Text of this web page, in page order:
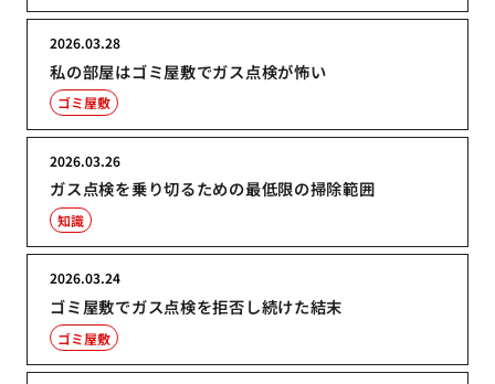
私の部屋はゴミ屋敷でガス点検が怖い
2026.03.28
ゴミ屋敷
ガス点検を乗り切るための最低限の掃除範囲
2026.03.26
知識
ゴミ屋敷でガス点検を拒否し続けた結末
2026.03.24
ゴミ屋敷